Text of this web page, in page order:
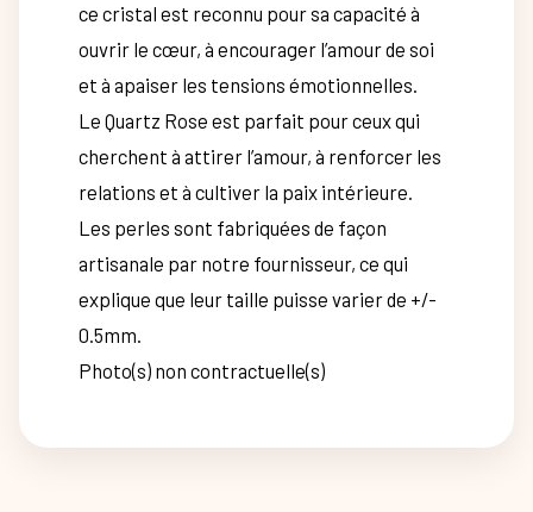
ce cristal est reconnu pour sa capacité à
ouvrir le cœur, à encourager l’amour de soi
et à apaiser les tensions émotionnelles.
Le Quartz Rose est parfait pour ceux qui
cherchent à attirer l’amour, à renforcer les
relations et à cultiver la paix intérieure.
Les perles sont fabriquées de façon
artisanale par notre fournisseur, ce qui
explique que leur taille puisse varier de +/-
0.5mm.
Photo(s) non contractuelle(s)